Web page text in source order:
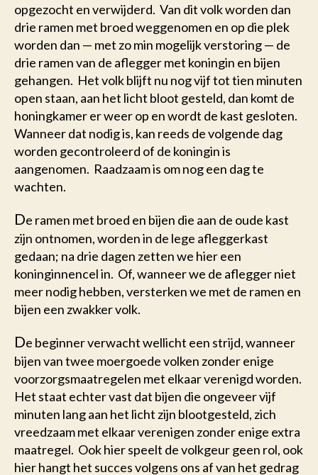
opgezocht en verwijderd. Van dit volk worden dan
drie ramen met broed weggenomen en op die plek
worden dan — met zo min mogelijk verstoring — de
drie ramen van de aflegger met koningin en bijen
gehangen. Het volk blijft nu nog vijf tot tien minuten
open staan, aan het licht bloot gesteld, dan komt de
honingkamer er weer op en wordt de kast gesloten.
Wanneer dat nodig is, kan reeds de volgende dag
worden gecontroleerd of de koningin is
aangenomen. Raadzaam is om nog een dag te
wachten.
De ramen met broed en bijen die aan de oude kast
zijn ontnomen, worden in de lege afleggerkast
gedaan; na drie dagen zetten we hier een
koninginnencel in. Of, wanneer we de aflegger niet
meer nodig hebben, versterken we met de ramen en
bijen een zwakker volk.
De beginner verwacht wellicht een strijd, wanneer
bijen van twee moergoede volken zonder enige
voorzorgsmaatregelen met elkaar verenigd worden.
Het staat echter vast dat bijen die ongeveer vijf
minuten lang aan het licht zijn blootgesteld, zich
vreedzaam met elkaar verenigen zonder enige extra
maatregel. Ook hier speelt de volkgeur geen rol, ook
hier hangt het succes volgens ons af van het gedrag